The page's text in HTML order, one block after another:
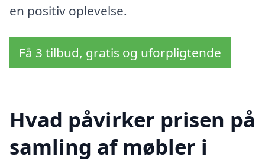
en positiv oplevelse.
Få 3 tilbud, gratis og uforpligtende
Hvad påvirker prisen på
samling af møbler i